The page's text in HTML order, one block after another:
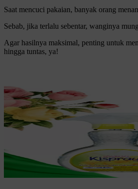
Saat mencuci pakaian, banyak orang
Sebab, jika terlalu sebentar, wanginya
Agar hasilnya maksimal, penting untuk
hingga tuntas, ya!